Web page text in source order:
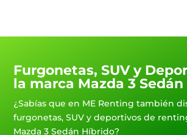
Furgonetas, SUV y
la marca Mazda 3
¿Sabías que en ME Renting también
furgonetas, SUV y deportivos de
Mazda 3 Sedán Híbrido?